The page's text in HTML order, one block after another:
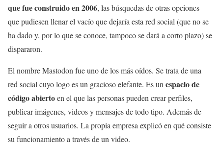
que fue construido en 2006, las búsquedas de otras opciones
que pudiesen llenar el vacío que dejaría esta red social (que no se
ha dado y, por lo que se conoce, tampoco se dará a corto plazo) se
dispararon.
El nombre Mastodon fue uno de los más oídos. Se trata de una
red social cuyo logo es un gracioso elefante. Es un espacio de
código abiertoen el que las personas pueden crear perfiles,
publicar imágenes, videos y mensajes de todo tipo. Además de
seguir a otros usuarios. La propia empresa explicó en qué consiste
su funcionamiento a través de un video.